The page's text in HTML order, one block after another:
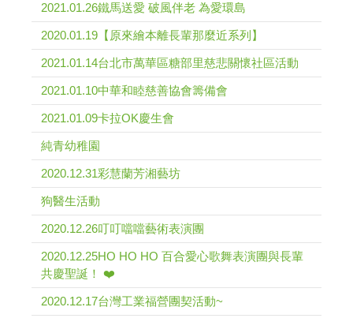
2021.01.26鐵馬送愛 破風伴老 為愛環島
2020.01.19【原來繪本離長輩那麼近系列】
2021.01.14台北市萬華區糖部里慈悲關懷社區活動
2021.01.10中華和睦慈善協會籌備會
2021.01.09卡拉OK慶生會
純青幼稚園
2020.12.31彩慧蘭芳湘藝坊
狗醫生活動
2020.12.26叮叮噹噹藝術表演團
2020.12.25HO HO HO 百合愛心歌舞表演團與長輩
共慶聖誕！ ❤️
2020.12.17台灣工業福營團契活動~